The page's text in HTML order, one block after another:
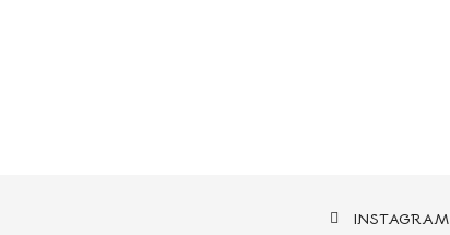
INSTAGRAM